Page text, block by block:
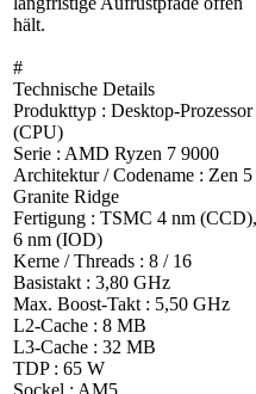
hält.
#
Technische Details
Produkttyp : Desktop-Prozessor
(CPU)
Serie : AMD Ryzen 7 9000
Architektur / Codename : Zen 5
Granite Ridge
Fertigung : TSMC 4 nm (CCD),
6 nm (IOD)
Kerne / Threads : 8 / 16
Basistakt : 3,80 GHz
Max. Boost-Takt : 5,50 GHz
L2-Cache : 8 MB
L3-Cache : 32 MB
TDP : 65 W
Sockel : AM5